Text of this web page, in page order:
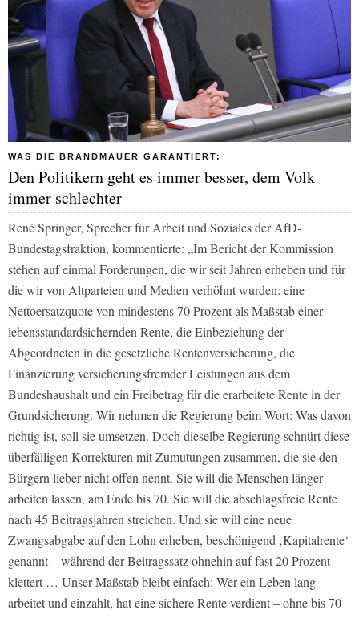
WAS DIE BRANDMAUER GARANTIERT:
Den Politikern geht es immer besser, dem Volk
immer schlechter
René Springer, Sprecher für Arbeit und Soziales der AfD-
Bundestagsfraktion, kommentierte: „Im Bericht der Kommission
stehen auf einmal Forderungen, die wir seit Jahren erheben und für
die wir von Altparteien und Medien verhöhnt wurden: eine
Nettoersatzquote von mindestens 70 Prozent als Maßstab einer
lebensstandardsichernden Rente, die Einbeziehung der
Abgeordneten in die gesetzliche Rentenversicherung, die
Finanzierung versicherungsfremder Leistungen aus dem
Bundeshaushalt und ein Freibetrag für die erarbeitete Rente in der
Grundsicherung. Wir nehmen die Regierung beim Wort: Was davon
richtig ist, soll sie umsetzen. Doch dieselbe Regierung schnürt diese
überfälligen Korrekturen mit Zumutungen zusammen, die sie den
Bürgern lieber nicht offen nennt. Sie will die Menschen länger
arbeiten lassen, am Ende bis 70. Sie will die abschlagsfreie Rente
nach 45 Beitragsjahren streichen. Und sie will eine neue
Zwangsabgabe auf den Lohn erheben, beschönigend ‚Kapitalrente‘
genannt – während der Beitragssatz ohnehin auf fast 20 Prozent
klettert … Unser Maßstab bleibt einfach: Wer ein Leben lang
arbeitet und einzahlt, hat eine sichere Rente verdient – ohne bis 70